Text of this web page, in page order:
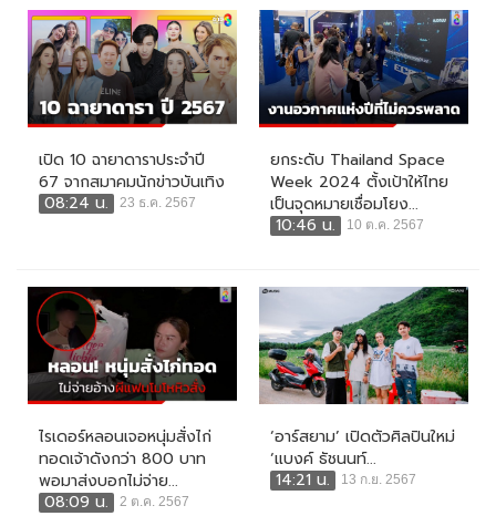
เปิด 10 ฉายาดาราประจำปี
67 จากสมาคมนักข่าวบันเทิง
08:24 น.
23 ธ.ค. 2567
ยกระดับ Thailand Space
Week 2024 ตั้งเป้าให้ไทย
เป็นจุดหมายเชื่อมโยง...
10:46 น.
10 ต.ค. 2567
ไรเดอร์หลอนเจอหนุ่มสั่งไก่
ทอดเจ้าดังกว่า 800 บาท
พอมาส่งบอกไม่จ่าย...
08:09 น.
2 ต.ค. 2567
‘อาร์สยาม’ เปิดตัวศิลปินใหม่
‘แบงค์ ธัชนนท์...
14:21 น.
13 ก.ย. 2567